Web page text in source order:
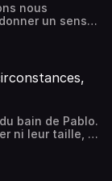
nous
un sens.
que nous
comme tout
signification
bain de Pablo.
ni leur taille, ni
dans la
suggère